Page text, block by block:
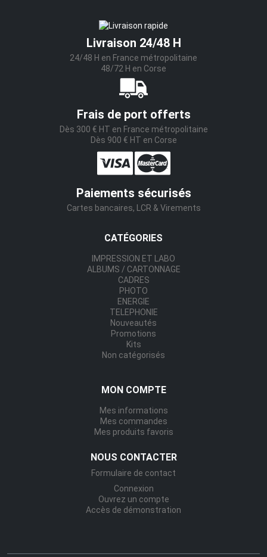
Livraison 24/48 H
24/48 H en France métropolitaine
48/72 H en Corse
Frais de port offerts
Dès 300 € HT en France métropolitaine
Dès 900 € HT en Corse
Paiements sécurisés
Cartes bancaires, LCR & Virements
CATÉGORIES
IMPRESSION ET LABO
ALBUMS / CARTONNAGE
CADRES
PHOTO
ENERGIE
TELEPHONIE
Nouveautés
Promotions
Kits
Non catégorisés
MON COMPTE
Mes informations
Mes commandes
Mes produits favoris
NOUS CONTACTER
Formulaire de contact
Connexion
Ouvrez un compte
Accès de démonstration